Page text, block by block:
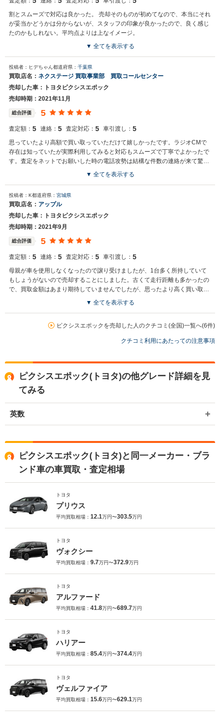
割とスムーズで対応は良かった。 売却そのものが初めてなので、本当にそれ
が妥当かどうかは分からないが、スタッフの印象が良かったので、良く感じ
たのかもしれない。平均点よりは上なイメージ。
買取店からの返信
お世話になっております。 株式会社ネクステージでございます。 この
度はネクステージをご利用いただきまして誠にありがとうございまし
た。 弊社スタッフの接客をお褒め頂き光栄です。 今後もご満足いただ
けるよう精進してまいります。 スタッフ一同、またのご利用お待ちし
▼ 全てを表示する
投稿者：ヒデちゃん都道府県： 千葉県
買取店名： ネクステージ 買取事業部 買取コールセンター
売却した車：トヨタピクシスエポック
売却時期：2021年11月
総合評価 5
査定額： 5 連絡： 5 査定対応： 5 車引渡し： 5
思っていたより高額で買い取っていただけて嬉しかったです。ラジオCMで
存在は知っていたが実際利用してみると対応もスムーズで丁寧でよかったで
す。査定をネットでお願いした時の電話攻勢は結構な件数の連絡が来て驚き
買取店からの返信
お世話になっております。 株式会社ネクステージでございます。 この
度はネクステージをご利用いただきまして誠にありがとうございまし
た。 弊社ではピクシスエポックのような軽自動車の専門店を展開して
いる関係もあり、大変得意な車種となっております。 軽自動車の他に
た機会がございましたら是非お力添えできれば幸いでございます。 今
後とも宜しくお願い申し上げます。
▼ 全てを表示する
投稿者：K都道府県： 宮城県
買取店名： アップル
売却した車：トヨタピクシスエポック
売却時期：2021年9月
総合評価 5
査定額： 5 連絡： 5 査定対応： 5 車引渡し： 5
母親が車を使用しなくなったので譲り受けましたが、1台多く所持していて
もしょうがないので売却することにしました。古くて走行距離も多かったの
で、買取金額はあまり期待していませんでしたが、思ったより高く買い取っ
てもらえて満足しています。対応も良く終始安心してお取引出来ました。
▼ 全てを表示する
ピクシスエポックを売却した人のクチコミ(全国)一覧へ(6件)
クチコミ利用にあたっての注意事項
ピクシスエポック(トヨタ)の他グレード詳細を見
てみる
英数
ピクシスエポック(トヨタ)と同一メーカー・ブラ
ンド車の車買取・査定相場
トヨタ
プリウス
平均買取相場： 12.1万円〜303.5万円
トヨタ
ヴォクシー
平均買取相場： 9.7万円〜372.9万円
トヨタ
アルファード
平均買取相場： 41.8万円〜689.7万円
トヨタ
ハリアー
平均買取相場： 85.4万円〜374.4万円
トヨタ
ヴェルファイア
平均買取相場： 15.6万円〜629.1万円